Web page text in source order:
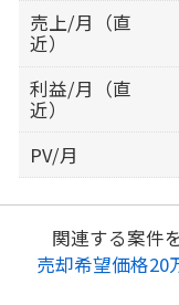
売上/月（直
近）
利益/月（直
近）
PV/月
関連する案件
売却希望価格20